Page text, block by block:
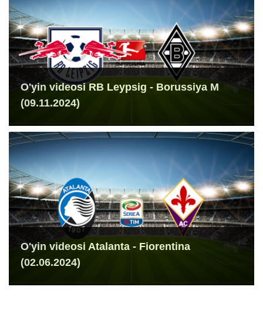
O'yin videosi RB Leypsig - Borussiya M
(09.11.2024)
O'yin videosi Atalanta - Fiorentina
(02.06.2024)